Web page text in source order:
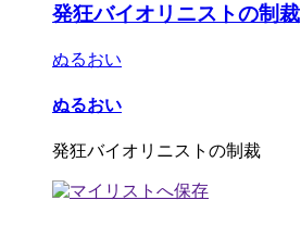
発狂バイオリニストの制裁
ぬるおい
ぬるおい
発狂バイオリニストの制裁